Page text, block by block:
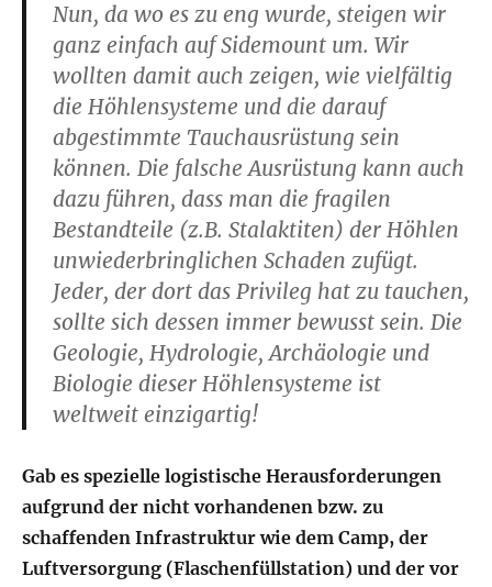
Nun, da wo es zu eng wurde, steigen wir
ganz einfach auf Sidemount um. Wir
wollten damit auch zeigen, wie vielfältig
die Höhlensysteme und die darauf
abgestimmte Tauchausrüstung sein
können. Die falsche Ausrüstung kann auch
dazu führen, dass man die fragilen
Bestandteile (z.B. Stalaktiten) der Höhlen
unwiederbringlichen Schaden zufügt.
Jeder, der dort das Privileg hat zu tauchen,
sollte sich dessen immer bewusst sein. Die
Geologie, Hydrologie, Archäologie und
Biologie dieser Höhlensysteme ist
weltweit einzigartig!
Gab es spezielle logistische Herausforderungen
aufgrund der nicht vorhandenen bzw. zu
schaffenden Infrastruktur wie dem Camp, der
Luftversorgung (Flaschenfüllstation) und der vor